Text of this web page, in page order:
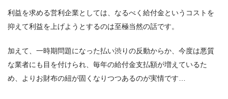
利益を求める営利企業としては、なるべく給付金というコストを
抑えて利益を上げようとするのは至極当然の話です。
加えて、一時期問題になった払い渋りの反動からか、今度は悪質
な業者にも目を付けられ、毎年の給付金支払額が増えているた
め、よりお財布の紐が固くなりつつあるのが実情です…